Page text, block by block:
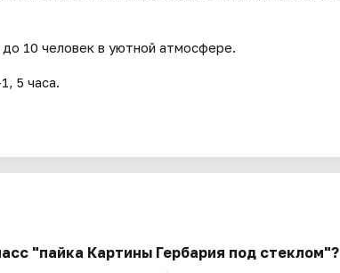
10 человек в уютной атмосфере.
5 часа.
"пайка Картины Гербария под стеклом"?